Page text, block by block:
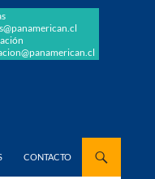
CONTACTO